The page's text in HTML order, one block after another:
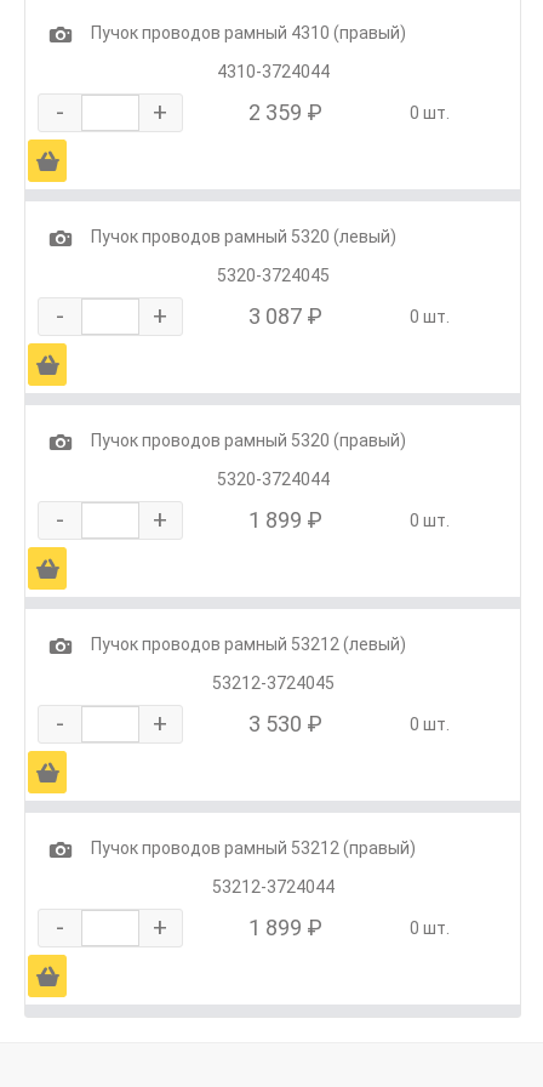
1
Пучок проводов рамный 4310 (правый)
4310-3724044
- + 2 359 ₽ 0 шт.
Ä
1
Пучок проводов рамный 5320 (левый)
5320-3724045
- + 3 087 ₽ 0 шт.
Ä
1
Пучок проводов рамный 5320 (правый)
5320-3724044
- + 1 899 ₽ 0 шт.
Ä
1
Пучок проводов рамный 53212 (левый)
53212-3724045
- + 3 530 ₽ 0 шт.
Ä
1
Пучок проводов рамный 53212 (правый)
53212-3724044
- + 1 899 ₽ 0 шт.
Ä